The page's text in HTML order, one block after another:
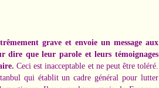
grave et envoie un message aux
dire que leur parole et leurs témoignages
Ceci est inacceptable et ne peut être toléré.
qui établit un cadre général pour lutter